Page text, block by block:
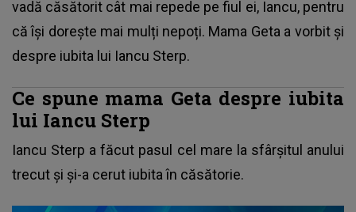
vadă căsătorit cât mai repede pe fiul ei, Iancu, pentru
că își dorește mai mulți nepoți. Mama Geta a vorbit și
despre iubita lui Iancu Sterp.
Ce spune mama Geta despre iubita
lui Iancu Sterp
Iancu Sterp a făcut pasul cel mare la sfârșitul anului
trecut și și-a cerut iubita în căsătorie.